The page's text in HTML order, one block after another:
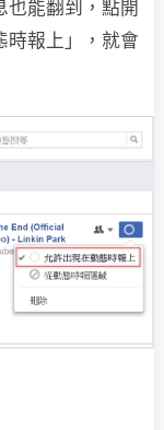
也能翻到，點開
時報上」，就會